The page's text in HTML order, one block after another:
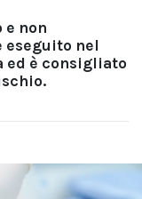
e non
eseguito nel
ed è consigliato